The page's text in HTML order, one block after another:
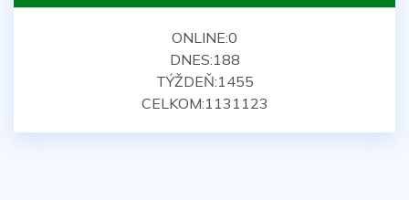
ONLINE:0
DNES:188
TÝŽDEŇ:1455
CELKOM:1131123